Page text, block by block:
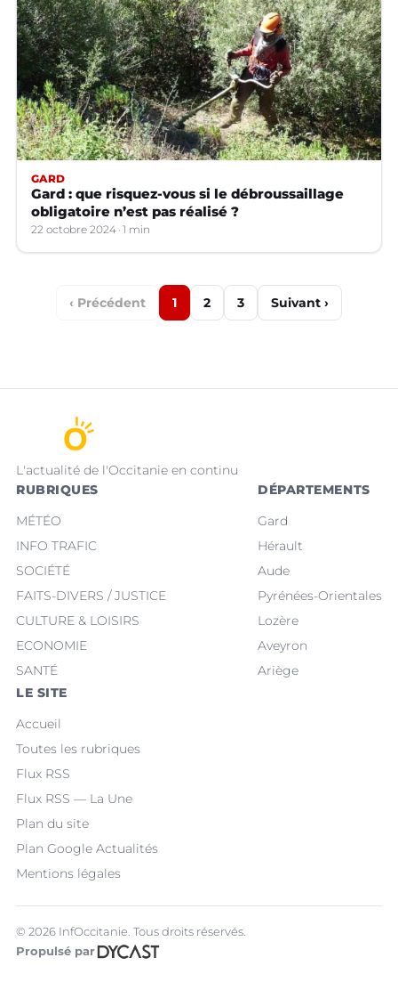
GARD
Gard : que risquez-vous si le débroussaillage
obligatoire n’est pas réalisé ?
22 octobre 2024 1 min
‹ Précédent 1 2 3 Suivant ›
L'actualité de l'Occitanie en continu
RUBRIQUES
MÉTÉO
INFO TRAFIC
SOCIÉTÉ
FAITS-DIVERS / JUSTICE
CULTURE & LOISIRS
ECONOMIE
SANTÉ
DÉPARTEMENTS
Gard
Hérault
Aude
Pyrénées-Orientales
Lozère
Aveyron
Ariège
LE SITE
Accueil
Toutes les rubriques
Flux RSS
Flux RSS — La Une
Plan du site
Plan Google Actualités
Mentions légales
© 2026 InfOccitanie. Tous droits réservés.
Propulsé par